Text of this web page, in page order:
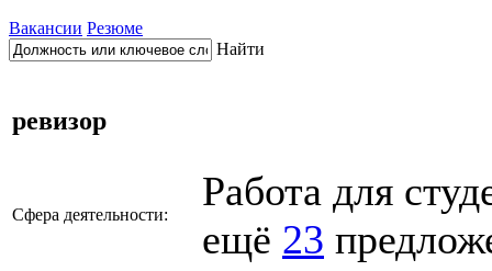
Вакансии Резюме
Найти
ревизор
Сфера деятельности:
Работа для
ещё 23